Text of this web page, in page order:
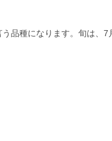
品種になります。旬は、7